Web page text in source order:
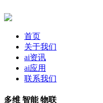
首页
关于我们
ai资讯
ai应用
联系我们
多维 智能 物联